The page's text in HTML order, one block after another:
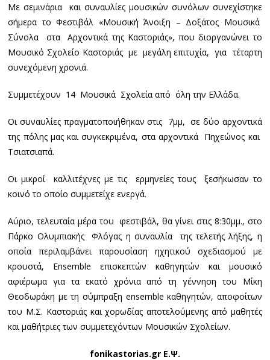
Με σεμινάρια και συναυλίες μουσικών συνόλων συνεχίστηκε
σήμερα το Φεστιβάλ «Μουσική Άνοιξη – Δοξάτος Μουσικά
Σύνολα στα Αρχοντικά της Καστοριάς», που διοργανώνει το
Μουσικό Σχολείο Καστοριάς με μεγάλη επιτυχία, για τέταρτη
συνεχόμενη χρονιά.
Συμμετέχουν 14 Μουσικά Σχολεία από όλη την Ελλάδα.
Οι συναυλίες πραγματοποιήθηκαν στις 7μμ, σε δύο αρχοντικά
της πόλης μας και συγκεκριμένα, στα αρχοντικά Πηχεώνος και
Τσιατσιαπά.
Οι μικροί καλλιτέχνες με τις ερμηνείες τους ξεσήκωσαν το
κοινό το οποίο συμμετείχε ενεργά.
Αύριο, τελευταία μέρα του φεστιβάλ, θα γίνει στις 8:30μμ., στο
Πάρκο Ολυμπιακής Φλόγας η συναυλία της τελετής λήξης, η
οποία περιλαμβάνει παρουσίαση ηχητικού σχεδιασμού με
κρουστά, Ensemble επισκεπτών καθηγητών και μουσικό
αφιέρωμα για τα εκατό χρόνια από τη γέννηση του Μίκη
Θεοδωράκη με τη σύμπραξη ensemble καθηγητών, αποφοίτων
του Μ.Σ. Καστοριάς και χορωδίας αποτελούμενης από μαθητές
και μαθήτριες των συμμετεχόντων Μουσικών Σχολείων.
fonikastorias.gr Ε.Ψ.